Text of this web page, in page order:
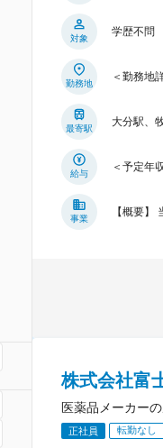
対象
学歴不問
勤務地
＜勤務地
最寄駅
大分駅、
給与
＜予定年
事業
【概要】
株式会社富
医薬品メーカー
正社員 転勤なし